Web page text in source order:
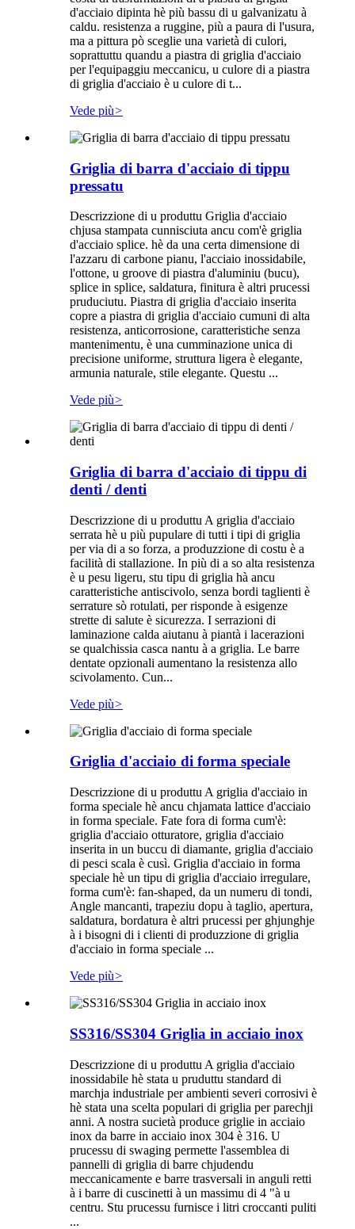
d'acciaio dipinta hè più bassu di u galvanizatu à
caldu. resistenza a ruggine, più a paura di l'usura,
ma a pittura pò sceglie una varietà di culori,
soprattuttu quandu a piastra di griglia d'acciaio
per l'equipaggiu meccanicu, u culore di a piastra
di griglia d'acciaio è u culore di t...
Vede più>
Griglia di barra d'acciaio di tippu
pressatu
Descrizzione di u produttu Griglia d'acciaio
chjusa stampata cunnisciuta ancu com'è griglia
d'acciaio splice. hè da una certa dimensione di
l'azzaru di carbone pianu, l'acciaio inossidabile,
l'ottone, u groove di piastra d'aluminiu (bucu),
splice in splice, saldatura, finitura è altri prucessi
pruduciutu. Piastra di griglia d'acciaio inserita
copre a piastra di griglia d'acciaio cumuni di alta
resistenza, anticorrosione, caratteristiche senza
mantenimentu, è una cumminazione unica di
precisione uniforme, struttura ligera è elegante,
armunia naturale, stile elegante. Questu ...
Vede più>
Griglia di barra d'acciaio di tippu di
denti / denti
Descrizzione di u produttu A griglia d'acciaio
serrata hè u più pupulare di tutti i tipi di griglia
per via di a so forza, a produzzione di costu è a
facilità di stallazione. In più di a so alta resistenza
è u pesu ligeru, stu tipu di griglia hà ancu
caratteristiche antiscivolo, senza bordi taglienti è
serrature sò rotulati, per risponde à esigenze
strette di salute è sicurezza. I serrazioni di
laminazione calda aiutanu à piantà i lacerazioni
se qualchissia casca nantu à a griglia. Le barre
dentate opzionali aumentano la resistenza allo
scivolamento. Cun...
Vede più>
Griglia d'acciaio di forma speciale
Descrizzione di u produttu A griglia d'acciaio in
forma speciale hè ancu chjamata lattice d'acciaio
in forma speciale. Fate fora di forma cum'è:
griglia d'acciaio otturatore, griglia d'acciaio
inserita in un buccu di diamante, griglia d'acciaio
di pesci scala è cusì. Griglia d'acciaio in forma
speciale hè un tipu di griglia d'acciaio irregulare,
forma cum'è: fan-shaped, da un numeru di tondi,
Angle mancanti, trapeziu dopu à taglio, apertura,
saldatura, bordatura è altri prucessi per ghjunghje
à i bisogni di i clienti di produzzione di griglia
d'acciaio in forma speciale ...
Vede più>
SS316/SS304 Griglia in acciaio inox
Descrizzione di u produttu A griglia d'acciaio
inossidabile hè stata u pruduttu standard di
marchja industriale per ambienti severi corrosivi è
hè stata una scelta populari di griglia per parechji
anni. A nostra sucietà produce griglie in acciaio
inox da barre in acciaio inox 304 è 316. U
prucessu di swaging permette l'assemblea di
pannelli di griglia di barre chjudendu
meccanicamente e barre trasversali in anguli retti
à i barre di cuscinetti à un massimu di 4 "à u
centru. Stu prucessu furnisce i litri croccanti puliti
...